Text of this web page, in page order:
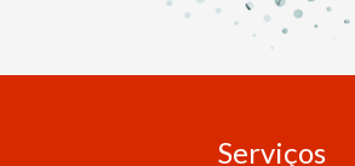
Serviços